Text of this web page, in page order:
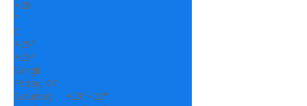
+28
°
C
+29°
+23°
Sangli
Friday, 07
Saturday
+29°+22°